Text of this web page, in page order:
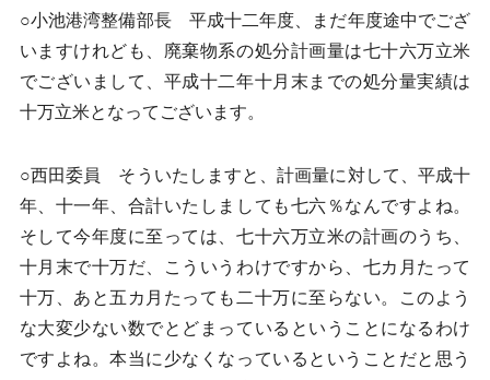
○小池港湾整備部長 平成十二年度、まだ年度途中でござ
いますけれども、廃棄物系の処分計画量は七十六万立米
でございまして、平成十二年十月末までの処分量実績は
十万立米となってございます。
○西田委員 そういたしますと、計画量に対して、平成十
年、十一年、合計いたしましても七六％なんですよね。
そして今年度に至っては、七十六万立米の計画のうち、
十月末で十万だ、こういうわけですから、七カ月たって
十万、あと五カ月たっても二十万に至らない。このよう
な大変少ない数でとどまっているということになるわけ
ですよね。本当に少なくなっているということだと思う